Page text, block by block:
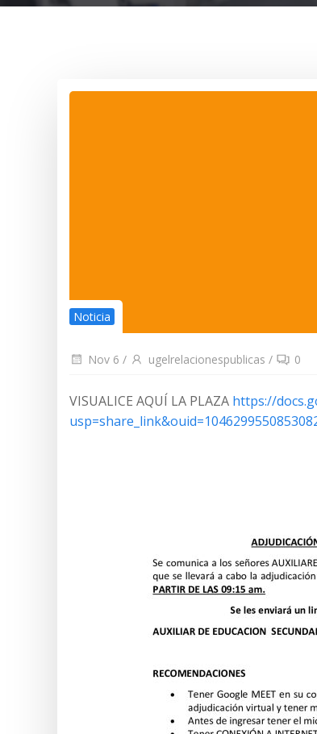
Noticia
Nov 6 / ugelrelacionespublicas / 0
VISUALICE AQUÍ LA PLAZA https://